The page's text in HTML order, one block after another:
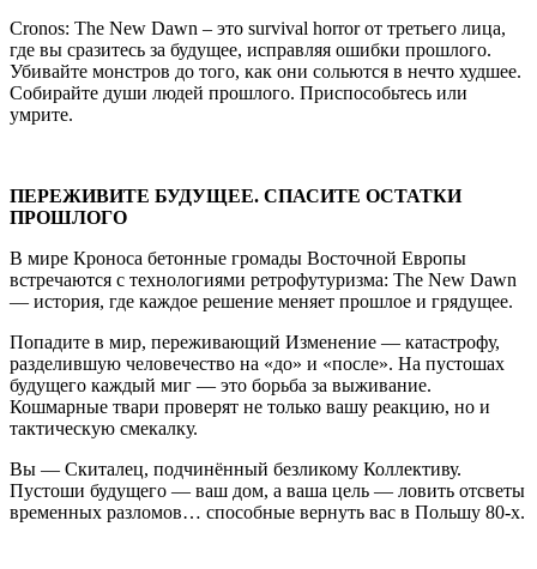
Cronos: The New Dawn – это survival horror от третьего лица,
где вы сразитесь за будущее, исправляя ошибки прошлого.
Убивайте монстров до того, как они сольются в нечто худшее.
Собирайте души людей прошлого. Приспособьтесь или
умрите.
ПЕРЕЖИВИТЕ БУДУЩЕЕ. СПАСИТЕ ОСТАТКИ
ПРОШЛОГО
В мире Кроноса бетонные громады Восточной Европы
встречаются с технологиями ретрофутуризма: The New Dawn
— история, где каждое решение меняет прошлое и грядущее.
Попадите в мир, переживающий Изменение — катастрофу,
разделившую человечество на «до» и «после». На пустошах
будущего каждый миг — это борьба за выживание.
Кошмарные твари проверят не только вашу реакцию, но и
тактическую смекалку.
Вы — Скиталец, подчинённый безликому Коллективу.
Пустоши будущего — ваш дом, а ваша цель — ловить отсветы
временных разломов… способные вернуть вас в Польшу 80-х.